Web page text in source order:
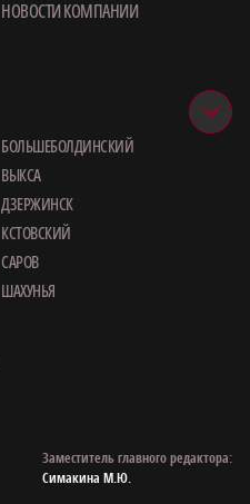
НОВОСТИ КОМПАНИИ
БОЛЬШЕБОЛДИНСКИЙ
ВЫКСА
ДЗЕРЖИНСК
КСТОВСКИЙ
САРОВ
ШАХУНЬЯ
Заместитель главного редактора:
Симакина М.Ю.